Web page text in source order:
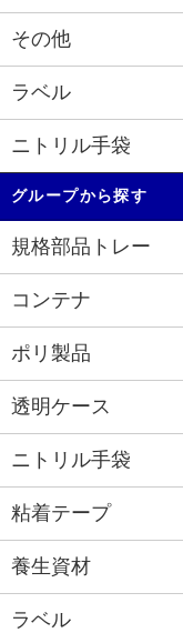
その他
ラベル
ニトリル手袋
グループから探す
規格部品トレー
コンテナ
ポリ製品
透明ケース
ニトリル手袋
粘着テープ
養生資材
ラベル